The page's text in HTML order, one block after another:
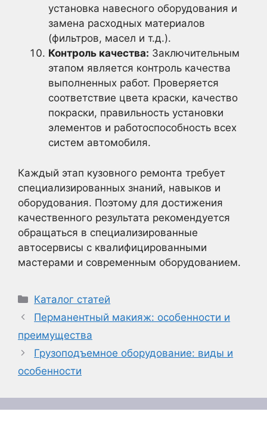
установка навесного оборудования и
замена расходных материалов
(фильтров, масел и т.д.).
Контроль качества: Заключительным
этапом является контроль качества
выполненных работ. Проверяется
соответствие цвета краски, качество
покраски, правильность установки
элементов и работоспособность всех
систем автомобиля.
Каждый этап кузовного ремонта требует
специализированных знаний, навыков и
оборудования. Поэтому для достижения
качественного результата рекомендуется
обращаться в специализированные
автосервисы с квалифицированными
мастерами и современным оборудованием.
Рубрики
Каталог статей
Перманентный макияж: особенности и
преимущества
Грузоподъемное оборудование: виды и
особенности